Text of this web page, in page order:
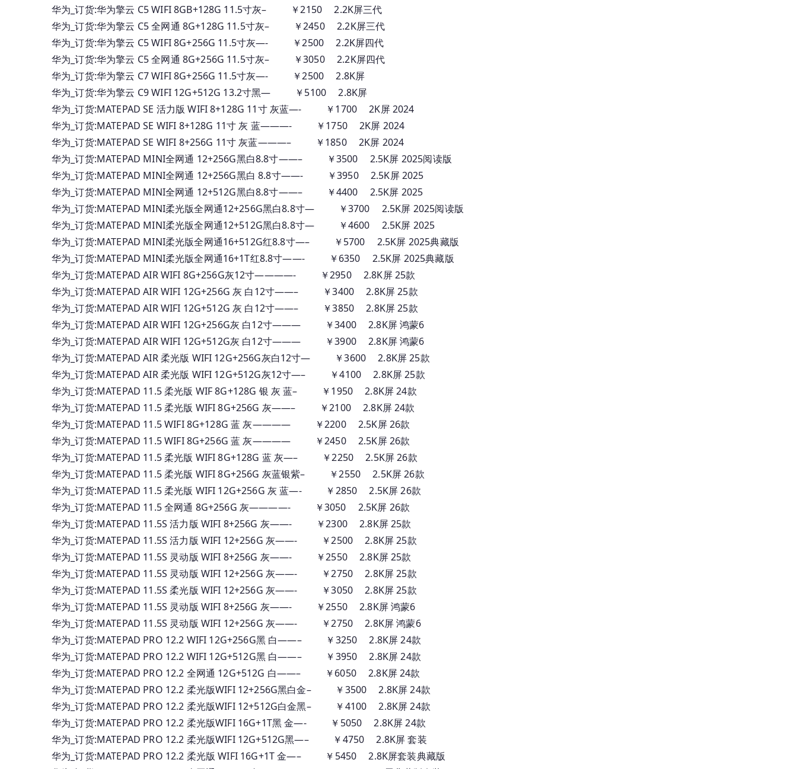
华为_订货:华为擎云 C5 WIFI 8GB+128G 11.5寸灰– ￥2150 2.2K屏三代
华为_订货:华为擎云 C5 全网通 8G+128G 11.5寸灰– ￥2450 2.2K屏三代
华为_订货:华为擎云 C5 WIFI 8G+256G 11.5寸灰—- ￥2500 2.2K屏四代
华为_订货:华为擎云 C5 全网通 8G+256G 11.5寸灰– ￥3050 2.2K屏四代
华为_订货:华为擎云 C7 WIFI 8G+256G 11.5寸灰—- ￥2500 2.8K屏
华为_订货:华为擎云 C9 WIFI 12G+512G 13.2寸黑— ￥5100 2.8K屏
华为_订货:MATEPAD SE 活力版 WIFI 8+128G 11寸 灰蓝—- ￥1700 2K屏 2024
华为_订货:MATEPAD SE WIFI 8+128G 11寸 灰 蓝———- ￥1750 2K屏 2024
华为_订货:MATEPAD SE WIFI 8+256G 11寸 灰蓝———– ￥1850 2K屏 2024
华为_订货:MATEPAD MINI全网通 12+256G黑白8.8寸——– ￥3500 2.5K屏 2025阅读版
华为_订货:MATEPAD MINI全网通 12+256G黑白 8.8寸——- ￥3950 2.5K屏 2025
华为_订货:MATEPAD MINI全网通 12+512G黑白8.8寸——– ￥4400 2.5K屏 2025
华为_订货:MATEPAD MINI柔光版全网通12+256G黑白8.8寸— ￥3700 2.5K屏 2025阅读版
华为_订货:MATEPAD MINI柔光版全网通12+512G黑白8.8寸— ￥4600 2.5K屏 2025
华为_订货:MATEPAD MINI柔光版全网通16+512G红8.8寸—– ￥5700 2.5K屏 2025典藏版
华为_订货:MATEPAD MINI柔光版全网通16+1T红8.8寸——- ￥6350 2.5K屏 2025典藏版
华为_订货:MATEPAD AIR WIFI 8G+256G灰12寸————- ￥2950 2.8K屏 25款
华为_订货:MATEPAD AIR WIFI 12G+256G 灰 白12寸——– ￥3400 2.8K屏 25款
华为_订货:MATEPAD AIR WIFI 12G+512G 灰 白12寸——– ￥3850 2.8K屏 25款
华为_订货:MATEPAD AIR WIFI 12G+256G灰 白12寸——— ￥3400 2.8K屏 鸿蒙6
华为_订货:MATEPAD AIR WIFI 12G+512G灰 白12寸——— ￥3900 2.8K屏 鸿蒙6
华为_订货:MATEPAD AIR 柔光版 WIFI 12G+256G灰白12寸— ￥3600 2.8K屏 25款
华为_订货:MATEPAD AIR 柔光版 WIFI 12G+512G灰12寸—– ￥4100 2.8K屏 25款
华为_订货:MATEPAD 11.5 柔光版 WIF 8G+128G 银 灰 蓝– ￥1950 2.8K屏 24款
华为_订货:MATEPAD 11.5 柔光版 WIFI 8G+256G 灰——– ￥2100 2.8K屏 24款
华为_订货:MATEPAD 11.5 WIFI 8G+128G 蓝 灰———— ￥2200 2.5K屏 26款
华为_订货:MATEPAD 11.5 WIFI 8G+256G 蓝 灰———— ￥2450 2.5K屏 26款
华为_订货:MATEPAD 11.5 柔光版 WIFI 8G+128G 蓝 灰—– ￥2250 2.5K屏 26款
华为_订货:MATEPAD 11.5 柔光版 WIFI 8G+256G 灰蓝银紫– ￥2550 2.5K屏 26款
华为_订货:MATEPAD 11.5 柔光版 WIFI 12G+256G 灰 蓝—- ￥2850 2.5K屏 26款
华为_订货:MATEPAD 11.5 全网通 8G+256G 灰————- ￥3050 2.5K屏 26款
华为_订货:MATEPAD 11.5S 活力版 WIFI 8+256G 灰——- ￥2300 2.8K屏 25款
华为_订货:MATEPAD 11.5S 活力版 WIFI 12+256G 灰——- ￥2500 2.8K屏 25款
华为_订货:MATEPAD 11.5S 灵动版 WIFI 8+256G 灰——- ￥2550 2.8K屏 25款
华为_订货:MATEPAD 11.5S 灵动版 WIFI 12+256G 灰——- ￥2750 2.8K屏 25款
华为_订货:MATEPAD 11.5S 柔光版 WIFI 12+256G 灰——- ￥3050 2.8K屏 25款
华为_订货:MATEPAD 11.5S 灵动版 WIFI 8+256G 灰——- ￥2550 2.8K屏 鸿蒙6
华为_订货:MATEPAD 11.5S 灵动版 WIFI 12+256G 灰——- ￥2750 2.8K屏 鸿蒙6
华为_订货:MATEPAD PRO 12.2 WIFI 12G+256G黑 白——– ￥3250 2.8K屏 24款
华为_订货:MATEPAD PRO 12.2 WIFI 12G+512G黑 白——– ￥3950 2.8K屏 24款
华为_订货:MATEPAD PRO 12.2 全网通 12G+512G 白——– ￥6050 2.8K屏 24款
华为_订货:MATEPAD PRO 12.2 柔光版WIFI 12+256G黑白金– ￥3500 2.8K屏 24款
华为_订货:MATEPAD PRO 12.2 柔光版WIFI 12+512G白金黑– ￥4100 2.8K屏 24款
华为_订货:MATEPAD PRO 12.2 柔光版WIFI 16G+1T黑 金—- ￥5050 2.8K屏 24款
华为_订货:MATEPAD PRO 12.2 柔光版WIFI 12G+512G黑—– ￥4750 2.8K屏 套装
华为_订货:MATEPAD PRO 12.2 柔光版 WIFI 16G+1T 金—– ￥5450 2.8K屏套装典藏版